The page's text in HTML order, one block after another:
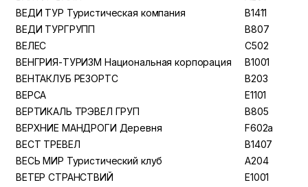
ВЕДИ ТУР Туристическая компания
B1411
ВЕДИ ТУРГРУПП
B807
ВЕЛЕС
C502
ВЕНГРИЯ-ТУРИЗМ Национальная корпорация
B1001
ВЕНТАКЛУБ РЕЗОРТС
B203
ВЕРСА
E1101
ВЕРТИКАЛЬ ТРЭВЕЛ ГРУП
B805
ВЕРХНИЕ МАНДРОГИ Деревня
F602a
ВЕСТ ТРЕВЕЛ
B1407
ВЕСЬ МИР Туристический клуб
A204
ВЕТЕР СТРАНСТВИЙ
E1001